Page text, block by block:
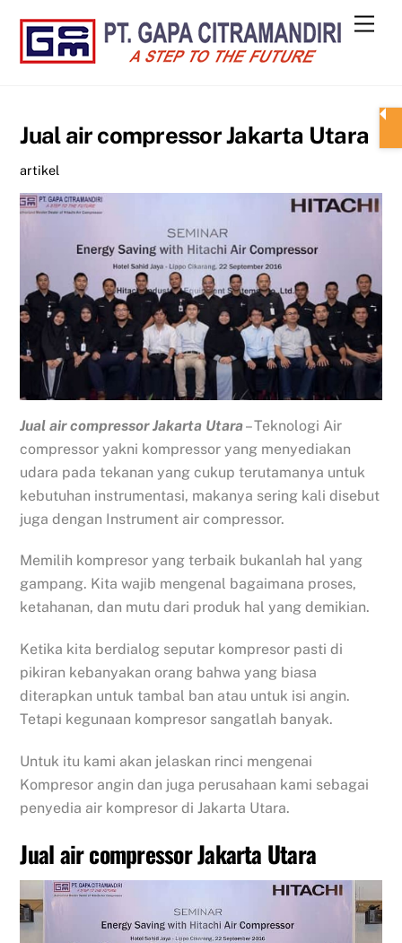
content
Jual air compressor Jakarta Utara
artikel
Jual air compressor Jakarta Utara– Teknologi Air
compressor yakni kompressor yang menyediakan
udara pada tekanan yang cukup terutamanya untuk
kebutuhan instrumentasi, makanya sering kali disebut
juga dengan Instrument air compressor.
Memilih kompresor yang terbaik bukanlah hal yang
gampang. Kita wajib mengenal bagaimana proses,
ketahanan, dan mutu dari produk hal yang demikian.
Ketika kita berdialog seputar kompresor pasti di
pikiran kebanyakan orang bahwa yang biasa
diterapkan untuk tambal ban atau untuk isi angin.
Tetapi kegunaan kompresor sangatlah banyak.
Untuk itu kami akan jelaskan rinci mengenai
Kompresor angin dan juga perusahaan kami sebagai
penyedia air kompresor di Jakarta Utara.
Jual air compressor Jakarta Utara